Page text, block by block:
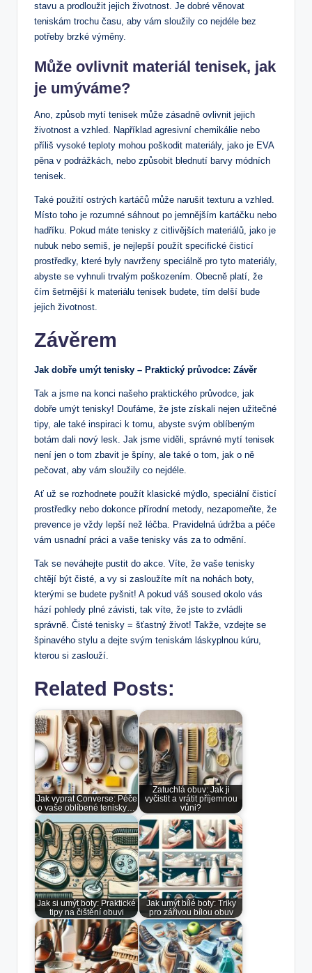
stavu a prodloužit jejich životnost. Je dobré věnovat
teniskám trochu času, aby vám sloužily co nejdéle bez
potřeby brzké výměny.
Může ovlivnit materiál tenisek, jak
je umýváme?
Ano, způsob mytí tenisek může zásadně ovlivnit jejich
životnost a vzhled. Například agresivní chemikálie nebo
příliš vysoké teploty mohou poškodit materiály, jako je EVA
pěna v podrážkách, nebo způsobit blednutí barvy módních
tenisek.
Také použití ostrých kartáčů může narušit texturu a vzhled.
Místo toho je rozumné sáhnout po jemnějším kartáčku nebo
hadříku. Pokud máte tenisky z citlivějších materiálů, jako je
nubuk nebo semiš, je nejlepší použít specifické čisticí
prostředky, které byly navrženy speciálně pro tyto materiály,
abyste se vyhnuli trvalým poškozením. Obecně platí, že
čím šetrnější k materiálu tenisek budete, tím delší bude
jejich životnost.
Závěrem
Jak dobře umýt tenisky – Praktický průvodce: Závěr
Tak a jsme na konci našeho praktického průvodce, jak
dobře umýt tenisky! Doufáme, že jste získali nejen užitečné
tipy, ale také inspiraci k tomu, abyste svým oblíbeným
botám dali nový lesk. Jak jsme viděli, správné mytí tenisek
není jen o tom zbavit je špíny, ale také o tom, jak o ně
pečovat, aby vám sloužily co nejdéle.
Ať už se rozhodnete použít klasické mýdlo, speciální čisticí
prostředky nebo dokonce přírodní metody, nezapomeňte, že
prevence je vždy lepší než léčba. Pravidelná údržba a péče
vám usnadní práci a vaše tenisky vás za to odmění.
Tak se neváhejte pustit do akce. Víte, že vaše tenisky
chtějí být čisté, a vy si zasloužíte mít na nohách boty,
kterými se budete pyšnit! A pokud váš soused okolo vás
hází pohledy plné závisti, tak víte, že jste to zvládli
správně. Čisté tenisky = šťastný život! Takže, vzdejte se
špinavého stylu a dejte svým teniskám láskyplnou kúru,
kterou si zaslouží.
Related Posts:
Jak vyprat Converse: Péče
o vaše oblíbené tenisky…
Zatuchlá obuv: Jak ji
vyčistit a vrátit příjemnou
vůni?
Jak si umýt boty: Praktické
tipy na čištění obuvi
Jak umýt bílé boty: Triky
pro zářivou bílou obuv